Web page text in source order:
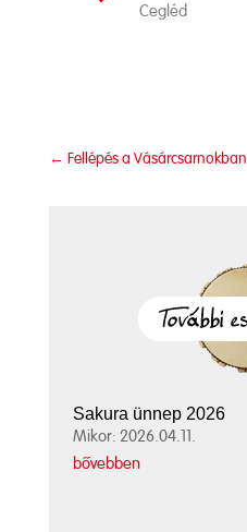
Cegléd
← Fellépés a Vásárcsarnokban
Sakura ünnep 2026
Mikor: 2026.04.11.
bővebben